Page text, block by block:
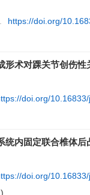
https://doi.org/
形术对踝关节创伤
doi.org/
统内固定联合椎体
doi.org/
)